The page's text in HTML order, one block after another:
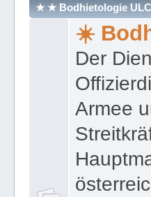
★ ★ Bodhietologie
☀️
Der
Armee